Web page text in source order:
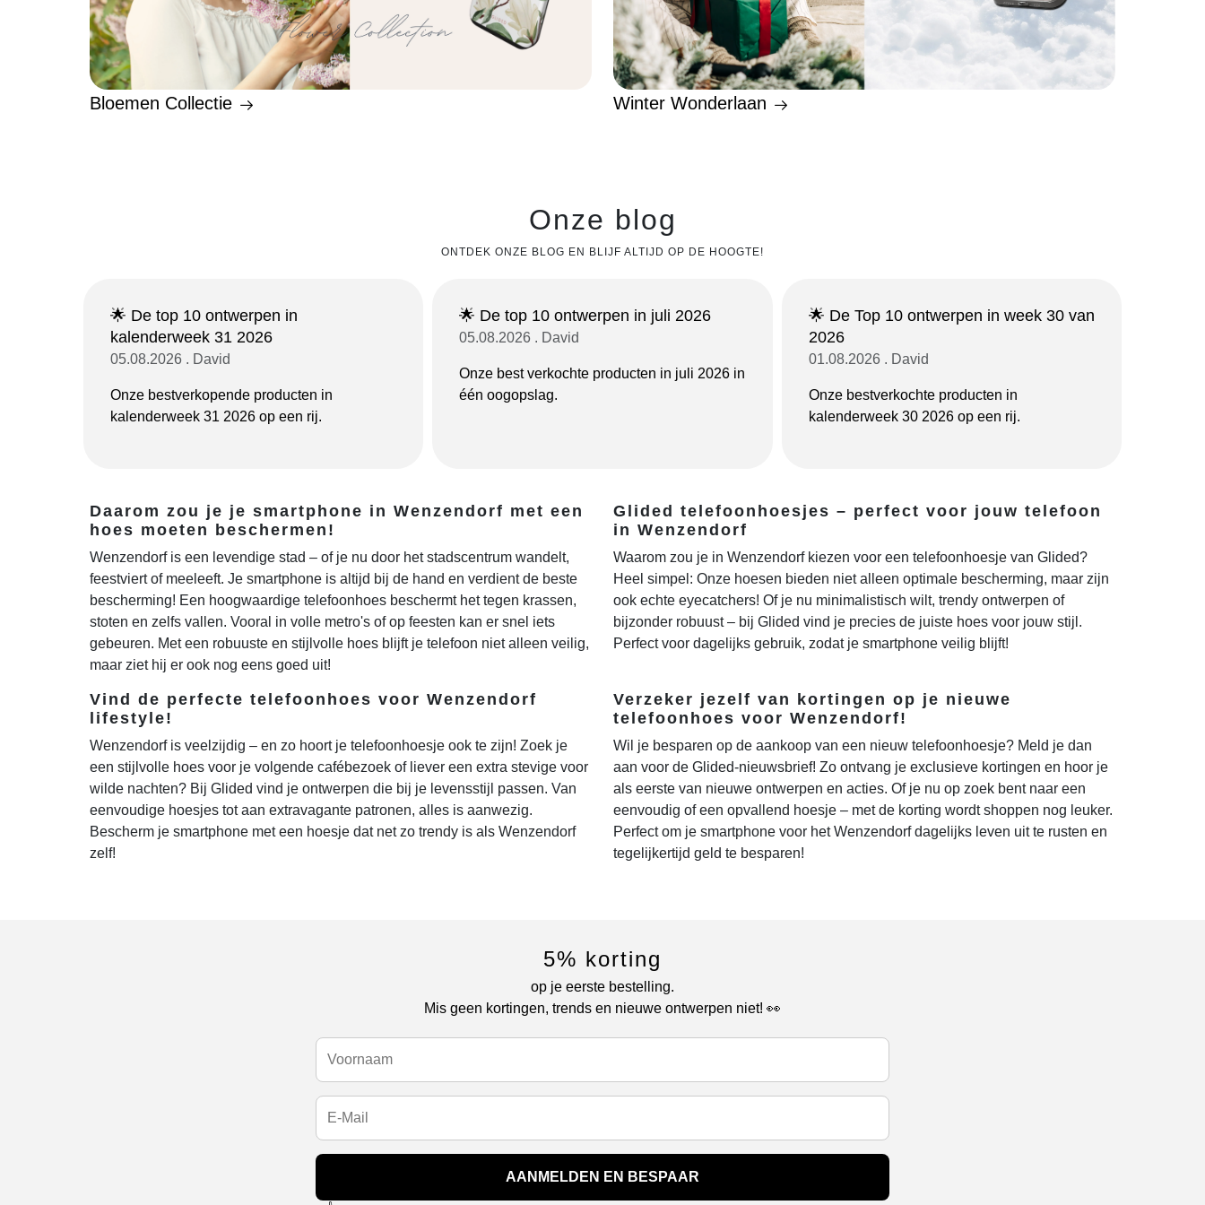
Bloemen Collectie Winter Wonderlaan
Onze blog
ONTDEK ONZE BLOG EN BLIJF ALTIJD OP DE HOOGTE!
🌟 De top 10 ontwerpen in
kalenderweek 31 2026
05.08.2026 . David
Onze bestverkopende producten in
kalenderweek 31 2026 op een rij.
🌟 De top 10 ontwerpen in juli 2026
05.08.2026 . David
Onze best verkochte producten in juli 2026 in
één oogopslag.
🌟 De Top 10 ontwerpen in week 30 van
2026
01.08.2026 . David
Onze bestverkochte producten in
kalenderweek 30 2026 op een rij.
Daarom zou je je smartphone in Wenzendorf met een
hoes moeten beschermen!
Wenzendorf is een levendige stad – of je nu door het stadscentrum wandelt,
feestviert of meeleeft. Je smartphone is altijd bij de hand en verdient de beste
bescherming! Een hoogwaardige telefoonhoes beschermt het tegen krassen,
stoten en zelfs vallen. Vooral in volle metro's of op feesten kan er snel iets
gebeuren. Met een robuuste en stijlvolle hoes blijft je telefoon niet alleen veilig,
maar ziet hij er ook nog eens goed uit!
Glided telefoonhoesjes – perfect voor jouw telefoon
in Wenzendorf
Waarom zou je in Wenzendorf kiezen voor een telefoonhoesje van Glided?
Heel simpel: Onze hoesen bieden niet alleen optimale bescherming, maar zijn
ook echte eyecatchers! Of je nu minimalistisch wilt, trendy ontwerpen of
bijzonder robuust – bij Glided vind je precies de juiste hoes voor jouw stijl.
Perfect voor dagelijks gebruik, zodat je smartphone veilig blijft!
Vind de perfecte telefoonhoes voor Wenzendorf
lifestyle!
Wenzendorf is veelzijdig – en zo hoort je telefoonhoesje ook te zijn! Zoek je
een stijlvolle hoes voor je volgende cafébezoek of liever een extra stevige voor
wilde nachten? Bij Glided vind je ontwerpen die bij je levensstijl passen. Van
eenvoudige hoesjes tot aan extravagante patronen, alles is aanwezig.
Bescherm je smartphone met een hoesje dat net zo trendy is als Wenzendorf
zelf!
Verzeker jezelf van kortingen op je nieuwe
telefoonhoes voor Wenzendorf!
Wil je besparen op de aankoop van een nieuw telefoonhoesje? Meld je dan
aan voor de Glided-nieuwsbrief! Zo ontvang je exclusieve kortingen en hoor je
als eerste van nieuwe ontwerpen en acties. Of je nu op zoek bent naar een
eenvoudig of een opvallend hoesje – met de korting wordt shoppen nog leuker.
Perfect om je smartphone voor het Wenzendorf dagelijks leven uit te rusten en
tegelijkertijd geld te besparen!
5% korting
op je eerste bestelling.
Mis geen kortingen, trends en nieuwe ontwerpen niet! 👀
AANMELDEN EN BESPAAR